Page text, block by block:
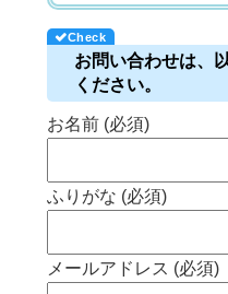
お問い合わせは、
ください。
お名前 (必須)
ふりがな (必須)
メールアドレス (必須)